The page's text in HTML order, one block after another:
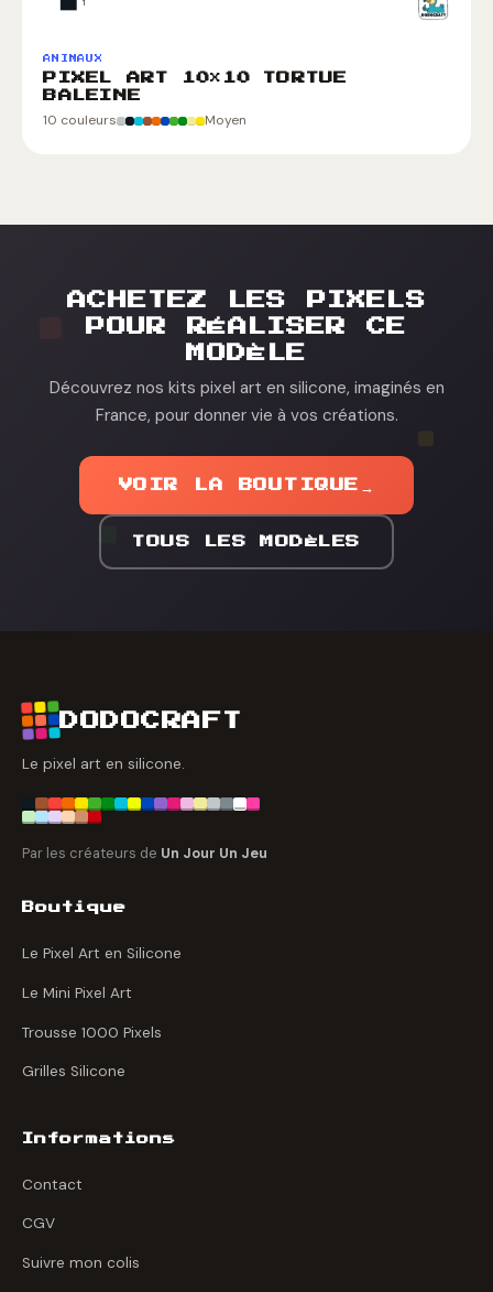
ANIMAUX
PIXEL ART 10×10 TORTUE
BALEINE
10 couleurs Moyen
ACHETEZ LES PIXELS
POUR RÉALISER CE
MODÈLE
Découvrez nos kits pixel art en silicone, imaginés en
France, pour donner vie à vos créations.
VOIR LA BOUTIQUE →
TOUS LES MODÈLES
DODOCRAFT
Le pixel art en silicone.
Par les créateurs de Un Jour Un Jeu
Boutique
Le Pixel Art en Silicone
Le Mini Pixel Art
Trousse 1000 Pixels
Grilles Silicone
Informations
Contact
CGV
Suivre mon colis